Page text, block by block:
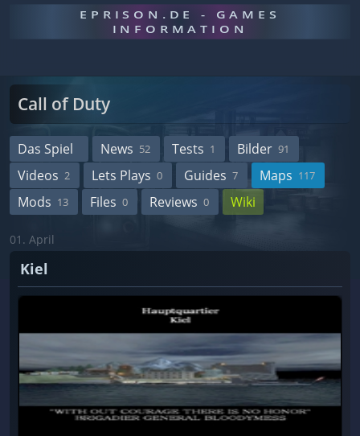
EPRISON.DE - GAMES
INFORMATION
Call of Duty
Das Spiel News 52 Tests 1 Bilder 91
Videos 2 Lets Plays 0 Guides 7 Maps 117
Mods 13 Files 0 Reviews 0 Wiki
01. April
Kiel